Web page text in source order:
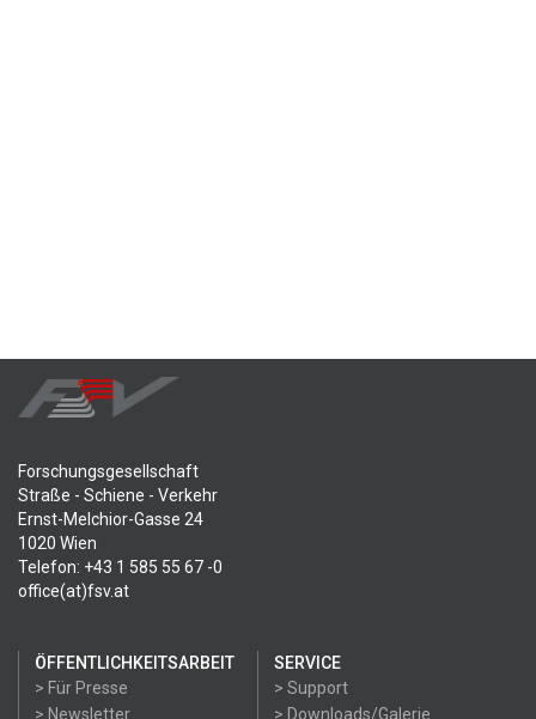
Forschungsgesellschaft
Straße - Schiene - Verkehr
Ernst-Melchior-Gasse 24
1020 Wien
Telefon: +43 1 585 55 67 -0
office(at)fsv.at
ÖFFENTLICHKEITSARBEIT
> Für Presse
> Newsletter
SERVICE
> Support
> Downloads/Galerie